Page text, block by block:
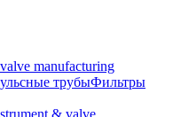
manufacturing
трубыФильтры
& valve